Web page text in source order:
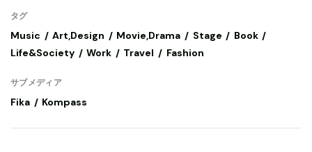
タグ
Music Art,Design Movie,Drama Stage
Book
Life&Society
Work Travel Fashion
サブメディア
Fika Kompass